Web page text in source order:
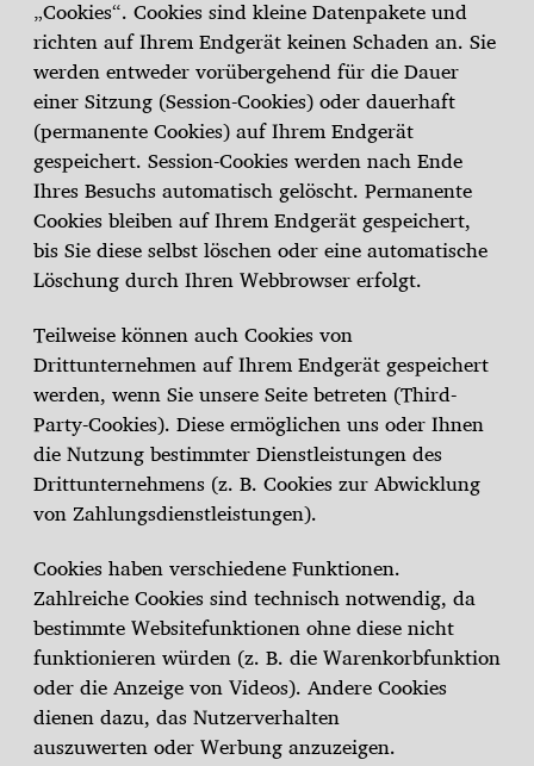
„Cookies“. Cookies sind kleine Datenpakete und
richten auf Ihrem Endgerät keinen Schaden an. Sie
werden entweder vorübergehend für die Dauer
einer Sitzung (Session-Cookies) oder dauerhaft
(permanente Cookies) auf Ihrem Endgerät
gespeichert. Session-Cookies werden nach Ende
Ihres Besuchs automatisch gelöscht. Permanente
Cookies bleiben auf Ihrem Endgerät gespeichert,
bis Sie diese selbst löschen oder eine automatische
Löschung durch Ihren Webbrowser erfolgt.
Teilweise können auch Cookies von
Drittunternehmen auf Ihrem Endgerät gespeichert
werden, wenn Sie unsere Seite betreten (Third-
Party-Cookies). Diese ermöglichen uns oder Ihnen
die Nutzung bestimmter Dienstleistungen des
Drittunternehmens (z. B. Cookies zur Abwicklung
von Zahlungsdienstleistungen).
Cookies haben verschiedene Funktionen.
Zahlreiche Cookies sind technisch notwendig, da
bestimmte Websitefunktionen ohne diese nicht
funktionieren würden (z. B. die Warenkorbfunktion
oder die Anzeige von Videos). Andere Cookies
dienen dazu, das Nutzerverhalten
auszuwerten oder Werbung anzuzeigen.